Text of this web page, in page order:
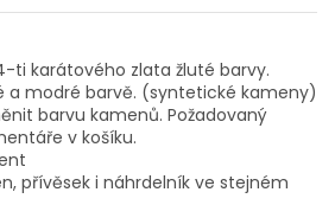
ti karátového zlata žluté barvy.
a modré barvě. (syntetické kameny)
barvu kamenů. Požadovaný
v košíku.
přívěsek i náhrdelník ve stejném